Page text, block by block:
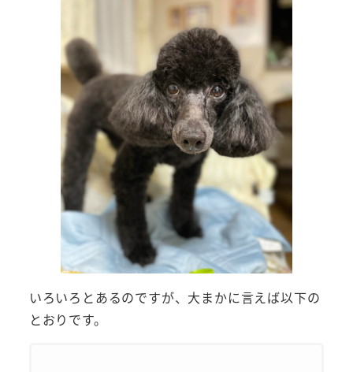
いろいろとあるのですが、大まかに言えば以下の
とおりです。